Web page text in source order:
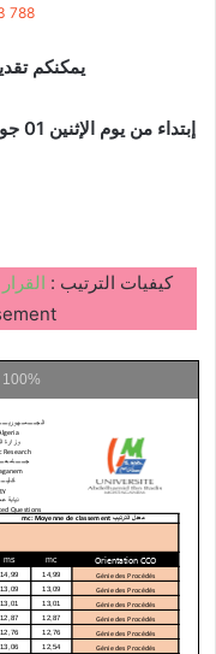
788
يمكنكم
كيفيات الترتيب : القرار رقم 714
100%